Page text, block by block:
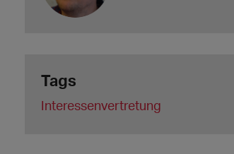
Tags
Interessenvertretung